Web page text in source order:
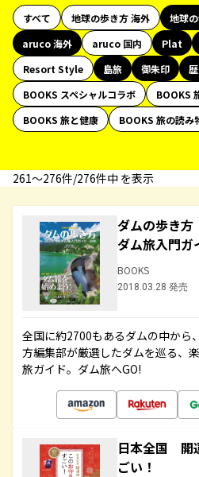
すべて 地球の歩き方 海外
地球
aruco 海外
aruco 国内 Plat
Resort Style
島旅 御朱印
BOOKS スペシャルコラボ
BOOKS
BOOKS 旅と健康
BOOKS 旅の読み
261〜276件/276件中 を表示
ダムの歩き
ダム旅入門ガ
BOOKS
2018.03.28 発売
全国に約2700もあるダムの中から
方編集部が厳選したダムを巡る、
旅ガイド。ダム旅へGO!
日本全国 開
ごい！